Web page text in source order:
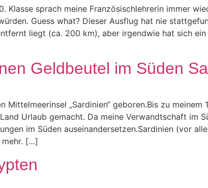
Klasse sprach meine Französischlehrerin immer
Guess what? Dieser Ausflug hat nie
liegt (ca. 200 km), aber irgendwie hat sich
Geldbeutel im Süden
Mittelmeerinsel „Sardinien“ geboren.Bis zu
Urlaub gemacht. Da meine Verwandtschaft im
im Süden auseinandersetzen.Sardinien (vor
mehr. […]